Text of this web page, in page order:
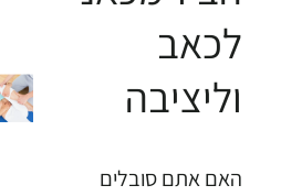
לכאב
וליציבה
האם אתם סובלים